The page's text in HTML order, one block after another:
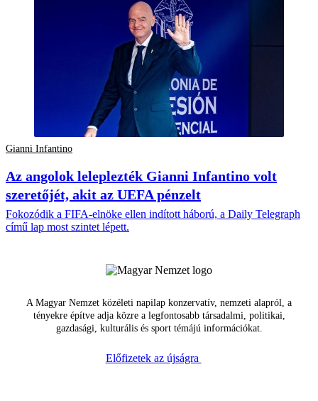
Gianni Infantino
Az angolok leleplezték Gianni Infantino volt
szeretőjét, akit az UEFA pénzelt
Fokozódik a FIFA-elnöke ellen indított háború, a Daily Telegraph
című lap most szintet lépett.
A Magyar Nemzet közéleti napilap konzervatív, nemzeti alapról, a
tényekre építve adja közre a legfontosabb társadalmi, politikai,
gazdasági, kulturális és sport témájú információkat.
Előfizetek az újságra